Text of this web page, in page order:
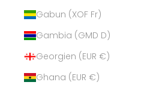
Gabun (XOF Fr)
Gambia (GMD D)
Georgien (EUR €)
Ghana (EUR €)